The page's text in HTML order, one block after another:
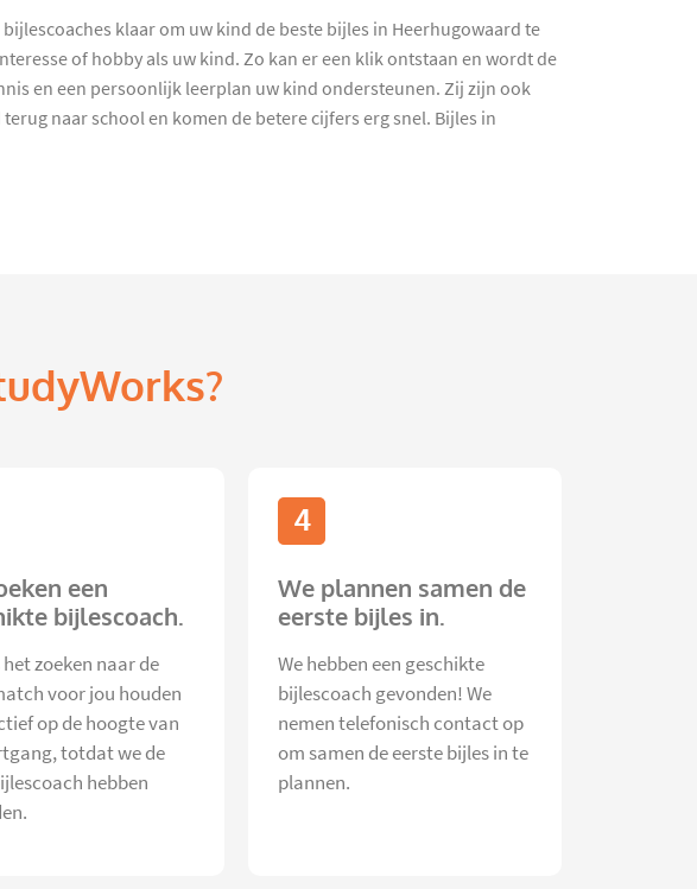
klaar om uw kind de beste bijles in Heerhugowaard te
of hobby als uw kind. Zo kan er een klik ontstaan en wordt de
en een persoonlijk leerplan uw kind ondersteunen. Zij zijn ook
naar school en komen de betere cijfers erg snel. Bijles in
een
bijlescoach.
zoeken naar de
voor jou houden
op de hoogte van
totdat we de
hebben
4
We plannen samen de
eerste bijles in.
We hebben een geschikte
bijlescoach gevonden! We
nemen telefonisch contact op
om samen de eerste bijles in te
plannen.